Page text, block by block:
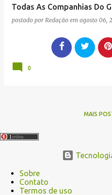
Todas As Companhias Do
postado por Redação em agosto 06,
0
MAIS
Sobre
Contato
Termos de uso